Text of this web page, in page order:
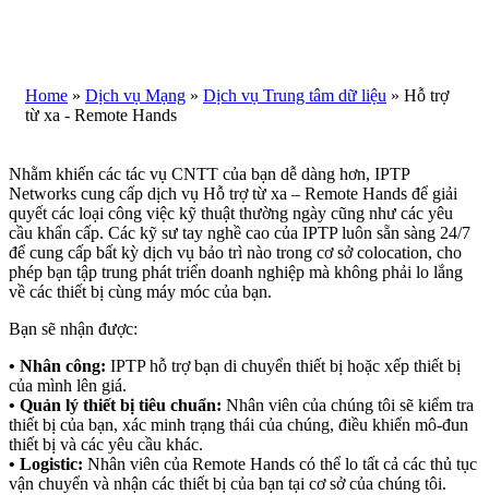
Home » Dịch vụ Mạng » Dịch vụ Trung tâm dữ liệu » Hỗ trợ
từ xa - Remote Hands
Nhằm khiến các tác vụ CNTT của bạn dễ dàng hơn, IPTP
Networks cung cấp dịch vụ Hỗ trợ từ xa – Remote Hands để giải
quyết các loại công việc kỹ thuật thường ngày cũng như các yêu
cầu khẩn cấp. Các kỹ sư tay nghề cao của IPTP luôn sẵn sàng 24/7
để cung cấp bất kỳ dịch vụ bảo trì nào trong cơ sở colocation, cho
phép bạn tập trung phát triển doanh nghiệp mà không phải lo lắng
về các thiết bị cùng máy móc của bạn.
Bạn sẽ nhận được:
• Nhân công: IPTP hỗ trợ bạn di chuyển thiết bị hoặc xếp thiết bị
của mình lên giá.
• Quản lý thiết bị tiêu chuẩn: Nhân viên của chúng tôi sẽ kiểm tra
thiết bị của bạn, xác minh trạng thái của chúng, điều khiển mô-đun
thiết bị và các yêu cầu khác.
• Logistic: Nhân viên của Remote Hands có thể lo tất cả các thủ tục
vận chuyển và nhận các thiết bị của bạn tại cơ sở của chúng tôi.